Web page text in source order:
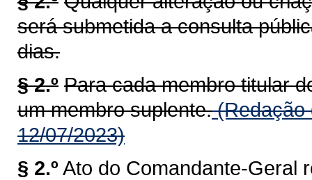
será submetida a consulta
dias.
§ 2.º Para cada membro titular
um membro suplente.(Redação
12/07/2023)
§ 2.º Ato do Comandante-Geral